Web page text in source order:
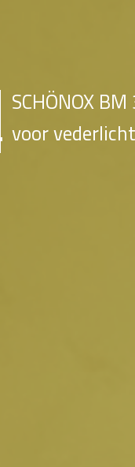
SCHÖNOX
voor